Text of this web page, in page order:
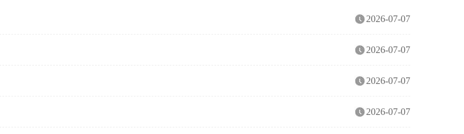
2026-07-07
2026-07-07
2026-07-07
2026-07-07